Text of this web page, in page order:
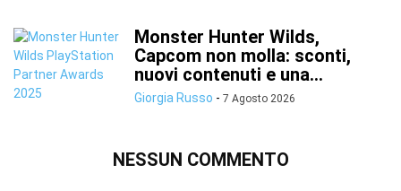
Monster Hunter Wilds,
Capcom non molla: sconti,
nuovi contenuti e una...
Giorgia Russo - 7 Agosto 2026
NESSUN COMMENTO